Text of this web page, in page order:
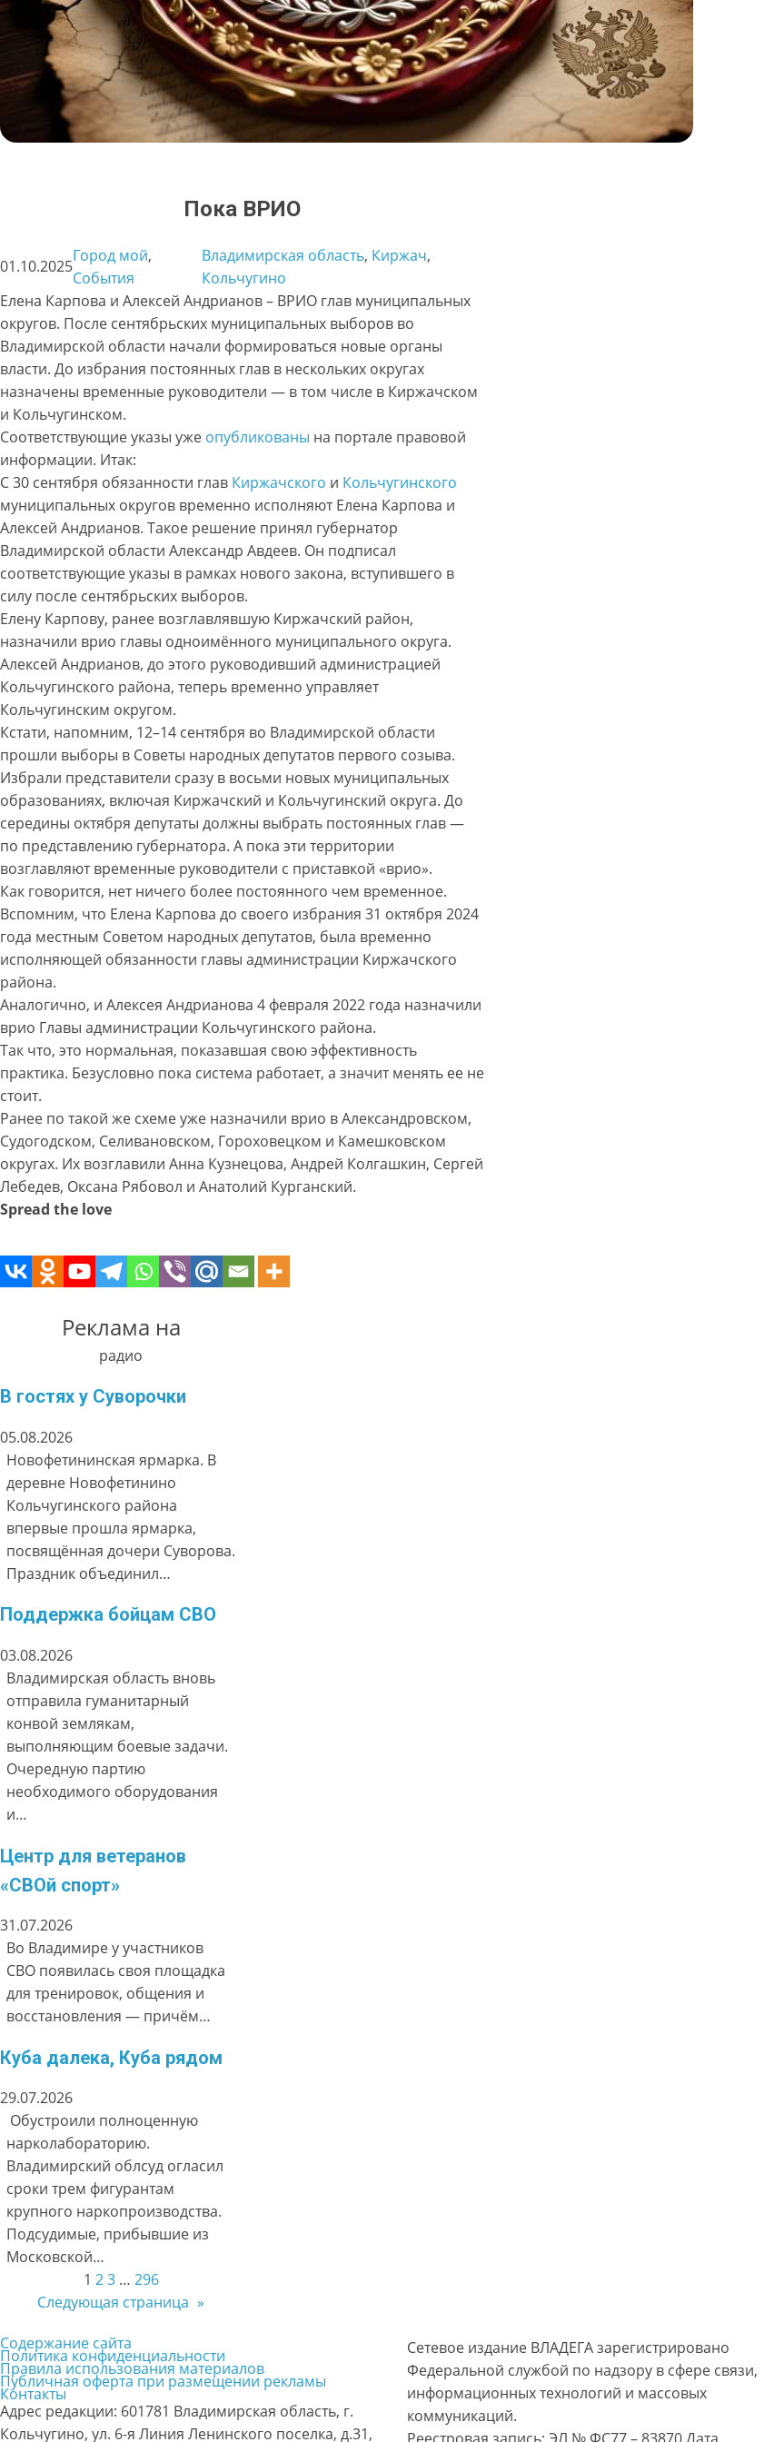
Пока ВРИО
01.10.2025
Город мой
События
Владимирская область, Киржач
Кольчугино
Елена Карпова и Алексей Андрианов – ВРИО глав муниципальных
округов. После сентябрьских муниципальных выборов во
Владимирской области начали формироваться новые органы
власти. До избрания постоянных глав в нескольких округах
назначены временные руководители — в том числе в Киржачском
и Кольчугинском.
Соответствующие указы уже опубликованы на портале правовой
информации. Итак:
С 30 сентября обязанности глав Киржачского и Кольчугинского
муниципальных округов временно исполняют Елена Карпова и
Алексей Андрианов. Такое решение принял губернатор
Владимирской области Александр Авдеев. Он подписал
соответствующие указы в рамках нового закона, вступившего в
силу после сентябрьских выборов.
Елену Карпову, ранее возглавлявшую Киржачский район,
назначили врио главы одноимённого муниципального округа.
Алексей Андрианов, до этого руководивший администрацией
Кольчугинского района, теперь временно управляет
Кольчугинским округом.
Кстати, напомним, 12–14 сентября во Владимирской области
прошли выборы в Советы народных депутатов первого созыва.
Избрали представители сразу в восьми новых муниципальных
образованиях, включая Киржачский и Кольчугинский округа. До
середины октября депутаты должны выбрать постоянных глав —
по представлению губернатора. А пока эти территории
возглавляют временные руководители с приставкой «врио».
Как говорится, нет ничего более постоянного чем временное.
Вспомним, что Елена Карпова до своего избрания 31 октября 2024
года местным Советом народных депутатов, была временно
исполняющей обязанности главы администрации Киржачского
района.
Аналогично, и Алексея Андрианова 4 февраля 2022 года назначили
врио Главы администрации Кольчугинского района.
Так что, это нормальная, показавшая свою эффективность
практика. Безусловно пока система работает, а значит менять ее не
стоит.
Ранее по такой же схеме уже назначили врио в Александровском,
Судогодском, Селивановском, Гороховецком и Камешковском
округах. Их возглавили Анна Кузнецова, Андрей Колгашкин, Сергей
Лебедев, Оксана Рябовол и Анатолий Курганский.
Spread the love
Реклама на
радио
В гостях у Суворочки
05.08.2026
Новофетининская ярмарка. В
деревне Новофетинино
Кольчугинского района
впервые прошла ярмарка,
посвящённая дочери Суворова.
Праздник объединил…
Поддержка бойцам СВО
03.08.2026
Владимирская область вновь
отправила гуманитарный
конвой землякам,
выполняющим боевые задачи.
Очередную партию
необходимого оборудования
и…
Центр для ветеранов
«СВОй спорт»
31.07.2026
Во Владимире у участников
СВО появилась своя площадка
для тренировок, общения и
восстановления — причём…
Куба далека, Куба рядом
29.07.2026
Обустроили полноценную
нарколабораторию.
Владимирский облсуд огласил
сроки трем фигурантам
крупного наркопроизводства.
Подсудимые, прибывшие из
Московской…
1 23 … 296
Следующая страница »
Содержание сайта
Политика конфиденциальности
Правила использования материалов
Публичная оферта при размещении рекламы
Контакты
Адрес редакции: 601781 Владимирская область, г.
Кольчугино, ул. 6-я Линия Ленинского поселка, д.31,
Сетевое издание ВЛАДЕГА зарегистрировано
Федеральной службой по надзору в сфере связи,
информационных технологий и массовых
коммуникаций.